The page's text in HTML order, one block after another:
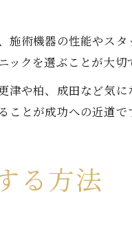
術機器の性能やス
クを選ぶことが大切
や柏、成田など気
とが成功への近道で
る方法